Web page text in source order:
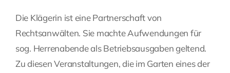
Die Klägerin ist eine Partnerschaft von
Rechtsanwälten. Sie machte Aufwendungen für
sog. Herrenabende als Betriebsausgaben geltend.
Zu diesen Veranstaltungen, die im Garten eines der